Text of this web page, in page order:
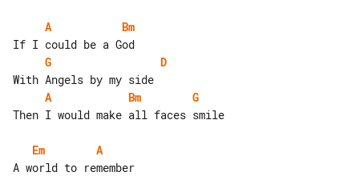
A
Bm
G
D
A
Bm
G
Then I would make all faces smile
Em
A